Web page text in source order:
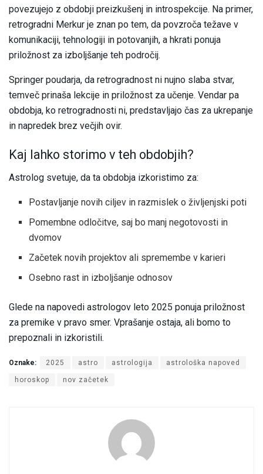
povezujejo z obdobji preizkušenj in introspekcije. Na primer,
retrogradni Merkur je znan po tem, da povzroča težave v
komunikaciji, tehnologiji in potovanjih, a hkrati ponuja
priložnost za izboljšanje teh področij.
Springer poudarja, da retrogradnost ni nujno slaba stvar,
temveč prinaša lekcije in priložnost za učenje. Vendar pa
obdobja, ko retrogradnosti ni, predstavljajo čas za ukrepanje
in napredek brez večjih ovir.
Kaj lahko storimo v teh obdobjih?
Astrolog svetuje, da ta obdobja izkoristimo za:
Postavljanje novih ciljev in razmislek o življenjski poti
Pomembne odločitve, saj bo manj negotovosti in
dvomov
Začetek novih projektov ali spremembe v karieri
Osebno rast in izboljšanje odnosov
Glede na napovedi astrologov leto 2025 ponuja priložnost
za premike v pravo smer. Vprašanje ostaja, ali bomo to
prepoznali in izkoristili.
Oznake: 2025 astro astrologija astrološka napoved
horoskop nov začetek